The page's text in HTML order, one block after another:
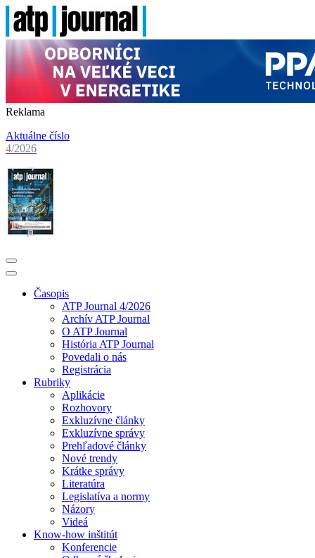
Reklama
Aktuálne číslo
4/2026
Časopis
ATP Journal 4/2026
Archív ATP Journal
O ATP Journal
História ATP Journal
Povedali o nás
Registrácia
Rubriky
Aplikácie
Rozhovory
Exkluzívne články
Exkluzívne správy
Prehľadové články
Nové trendy
Krátke správy
Literatúra
Legislatíva a normy
Názory
Videá
Know-how inštitút
Konferencie